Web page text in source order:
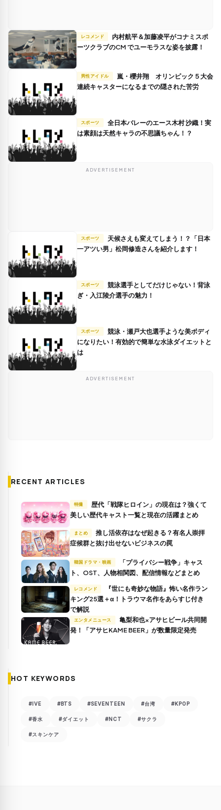
レコメンド
ーツクラブのCM でユーモラスな姿を披露！
男性アイドル
連続キャスターになるまでの隠された苦労
スポーツ
は素顔は天然キャラの不思議ちゃん！？
ADVERTISEMENT
スポーツ
一アツい男」松岡修造さんを紹介します！
スポーツ
ぎ・入江陵介選手の魅力！
スポーツ
になりたい！有効的で簡単な水泳ダイエットと
は
ADVERTISEMENT
RECENT ARTICLES
特撮
美しい歴代キャスト一覧と現在の活躍まとめ
まとめ
推し活依存はなぜ起きる？有名人崇拝
症候群と抜け出せないビジネスの罠
韓国ドラマ・映画
ト、OST、人物相関図、配信情報などまとめ
レコメンド
キング25選＋α！トラウマ名作をあらすじ付き
で解説
エンタメニュース
発！「アサヒKAME BEER」が数量限定発売
HOT KEYWORDS
#IVE #BTS #SEVENTEEN #台湾 #KPOP
#香水 #ダイエット #NCT #サクラ
#スキンケア